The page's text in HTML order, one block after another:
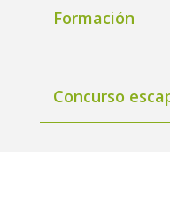
Formación
Concurso